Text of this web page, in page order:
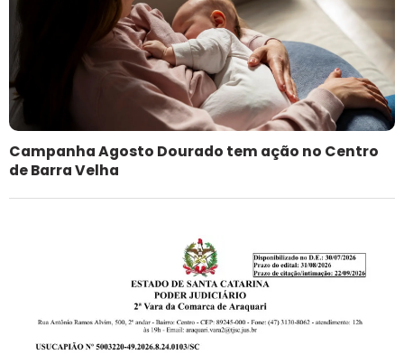
Campanha Agosto Dourado tem ação no Centro
de Barra Velha